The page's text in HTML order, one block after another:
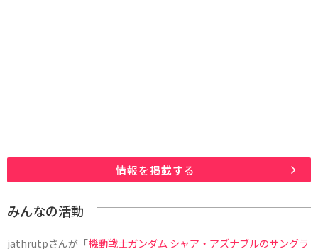
情報を掲載する
みんなの活動
jathrutpさんが「機動戦士ガンダム シャア・アズナブルのサングラ